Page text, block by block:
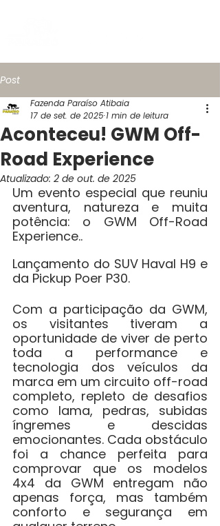
Post
Aconteceu! GWM Off-
Road Experience
Fazenda Paraíso Atibaia
17 de set. de 2025 1 min de leitura
Atualizado: 2 de out. de 2025
Um evento especial que reuniu
aventura, natureza e muita
potência: o GWM Off-Road
Experience..
Lançamento do SUV Haval H9 e
da Pickup Poer P30.
Com a participação da GWM,
os visitantes tiveram a
oportunidade de viver de perto
toda a performance e
tecnologia dos veículos da
marca em um circuito off-road
completo, repleto de desafios
como lama, pedras, subidas
íngremes e descidas
emocionantes. Cada obstáculo
foi a chance perfeita para
comprovar que os modelos
4x4 da GWM entregam não
apenas força, mas também
conforto e segurança em